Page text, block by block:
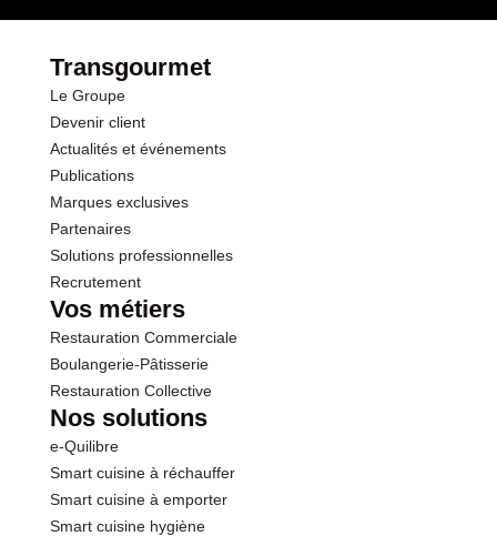
Transgourmet
Le Groupe
Devenir client
Actualités et événements
Publications
Marques exclusives
Partenaires
Solutions professionnelles
Recrutement
Vos métiers
Restauration Commerciale
Boulangerie-Pâtisserie
Restauration Collective
Nos solutions
e-Quilibre
Smart cuisine à réchauffer
Smart cuisine à emporter
Smart cuisine hygiène